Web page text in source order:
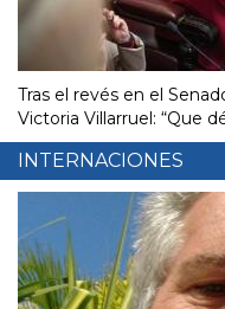
Tras el revés en el
Victoria Villarruel: “Que
INTERNACIONES